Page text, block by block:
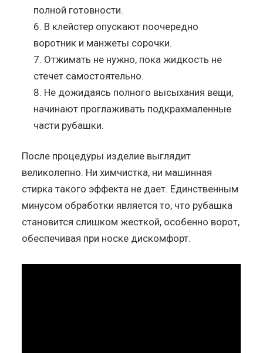
полной готовности.
В клейстер опускают поочередно
воротник и манжеты сорочки.
Отжимать не нужно, пока жидкость не
стечет самостоятельно.
Не дожидаясь полного высыхания вещи,
начинают проглаживать подкрахмаленные
части рубашки.
После процедуры изделие выглядит
великолепно. Ни химчистка, ни машинная
стирка такого эффекта не дает. Единственным
минусом обработки является то, что рубашка
становится слишком жесткой, особенно ворот,
обеспечивая при носке дискомфорт.